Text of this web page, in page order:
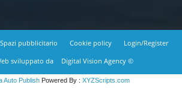
Spazi pubblicitario Cookie policy
Login/Register
sviluppato da
Digital Vision Agency ©
Auto PublishPowered By : XYZScripts.com